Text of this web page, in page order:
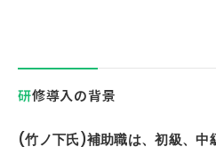
研修導入の背景
(竹ノ下氏)補助職は、初級、中